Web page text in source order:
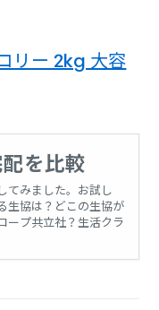
リー 2kg 大容
を比較
てみました。お試し
生協は？どこの生協が
ープ共立社？生活クラ